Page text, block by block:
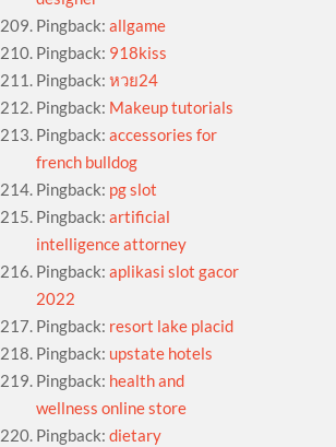
Pingback:allgame
Pingback: 918kiss
Pingback:หวย24
Pingback: Makeup tutorials
Pingback:accessories for
french bulldog
Pingback: pg slot
Pingback:artificial
intelligence attorney
Pingback:aplikasi slot gacor
2022
Pingback: resort lake placid
Pingback: upstate hotels
Pingback: health and
wellness online store
Pingback:dietary